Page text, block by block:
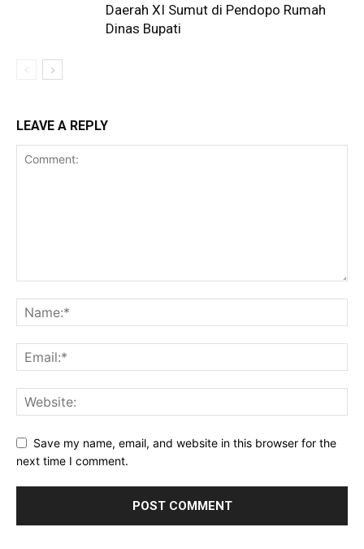
Daerah XI Sumut di Pendopo Rumah
Dinas Bupati
LEAVE A REPLY
Save my name, email, and website in this browser for the
next time I comment.